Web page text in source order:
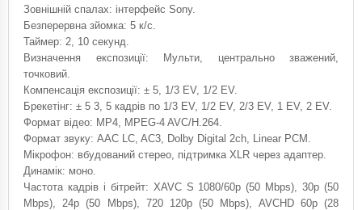
Зовнішній спалах: інтерфейс Sony.
Безперервна зйомка: 5 к/с.
Таймер: 2, 10 секунд.
Визначення експозиції: Мульти, центрально зважений,
точковий.
Компенсація експозиції: ± 5, 1/3 EV, 1/2 EV.
Брекетінг: ± 5 3, 5 кадрів по 1/3 EV, 1/2 EV, 2/3 EV, 1 EV, 2 EV.
Формат відео: MP4, MPEG-4 AVC/H.264.
Формат звуку: AAC LC, AC3, Dolby Digital 2ch, Linear PCM.
Мікрофон: вбудований стерео, підтримка XLR через адаптер.
Динамік: моно.
Частота кадрів і бітрейт: XAVC S 1080/60p (50 Mbps), 30p (50
Mbps), 24p (50 Mbps), 720 120p (50 Mbps), AVCHD 60p (28